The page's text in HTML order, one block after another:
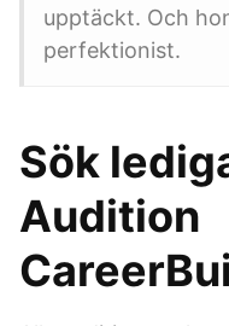
upptäckt. Och
perfektionist.
Sök
Audition